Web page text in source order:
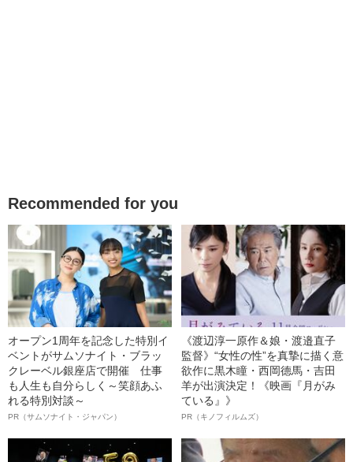
Recommended for you
オープン1周年を記念した特別イ
ベントがサムソナイト・ブラッ
クレーベル銀座店で開催 仕事
も人生も自分らしく～笑顔あふ
れる特別対談～
PR（サムソナイト・ジャパン）
《渡辺淳一原作＆娘・渡邉直子
監督》“女性の性”を真摯に描く意
欲作に黒木瞳・西岡德馬・吉田
羊が出演決定！《映画『月がみ
ている』》
PR（キノフィルムズ）